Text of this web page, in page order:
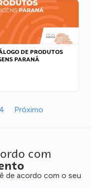
DE PRODUTOS
PARANÁ
4 Próximo
com
de acordo com o seu